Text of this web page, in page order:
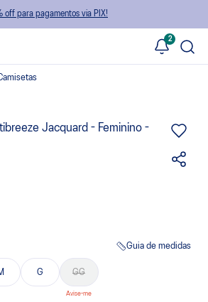
off para pagamentos via PIX!
2
Jacquard - Feminino -
Guia de medidas
G GG